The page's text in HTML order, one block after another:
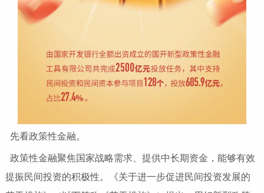
先看政策性金融。
政策性金融聚焦国家战略需求、提供中长期资金，能够有效
提振民间投资的积极性。《关于进一步促进民间投资发展的